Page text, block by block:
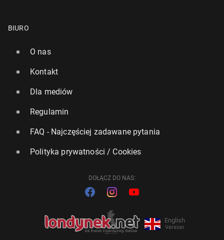
BIURO
O nas
Kontakt
Dla mediów
Regulamin
FAQ - Najczęściej zadawane pytania
Polityka prywatności / Cookies
DOŁĄCZ DO NAS:
English
Version